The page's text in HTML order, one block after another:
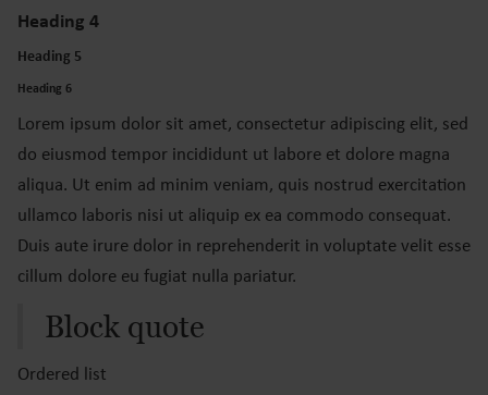
Heading 4
Heading 5
Heading 6
Lorem ipsum dolor sit amet, consectetur adipiscing elit, sed
do eiusmod tempor incididunt ut labore et dolore magna
aliqua. Ut enim ad minim veniam, quis nostrud exercitation
ullamco laboris nisi ut aliquip ex ea commodo consequat.
Duis aute irure dolor in reprehenderit in voluptate velit esse
cillum dolore eu fugiat nulla pariatur.
Block quote
Ordered list